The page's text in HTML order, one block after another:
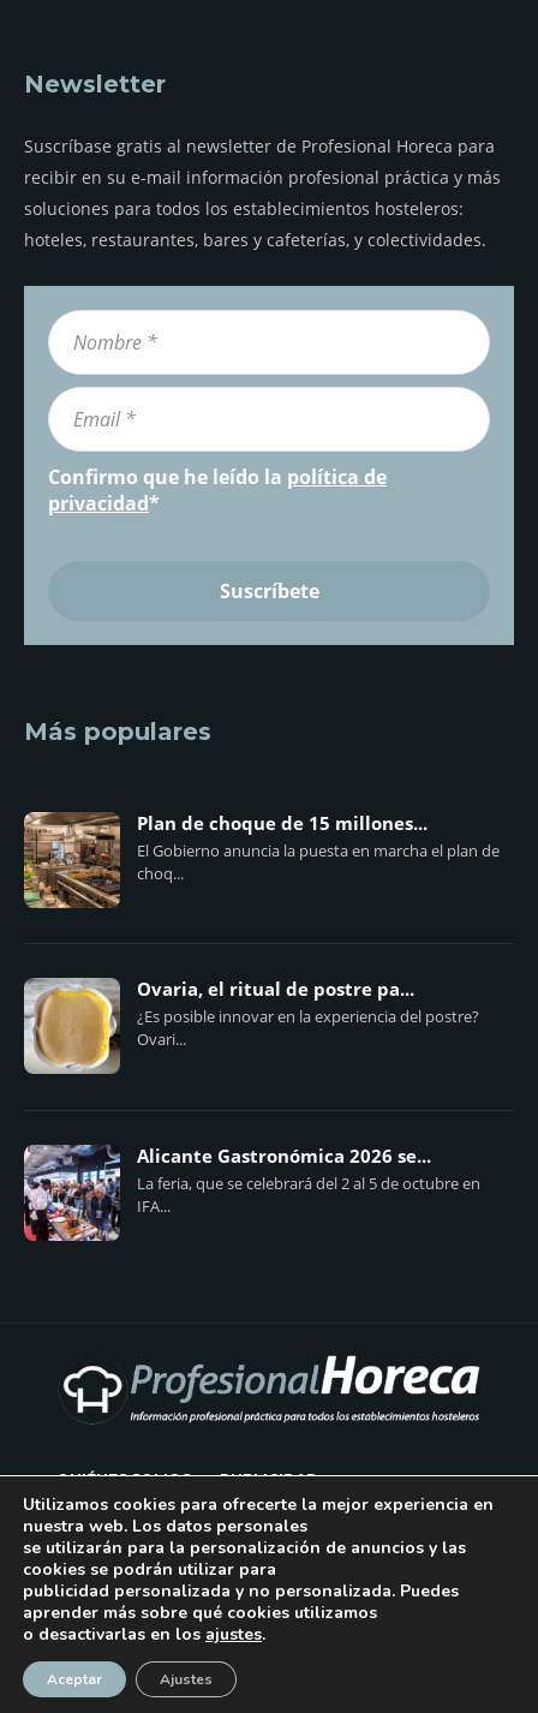
Newsletter
Suscríbase gratis al newsletter de Profesional Horeca para
recibir en su e-mail información profesional práctica y más
soluciones para todos los establecimientos hosteleros:
hoteles, restaurantes, bares y cafeterías, y colectividades.
Confirmo que he leído la política de
privacidad*
Más populares
Plan de choque de 15 millones...
El Gobierno anuncia la puesta en marcha el plan de
choq...
Ovaria, el ritual de postre pa...
¿Es posible innovar en la experiencia del postre?
Ovari...
Alicante Gastronómica 2026 se...
La feria, que se celebrará del 2 al 5 de octubre en
IFA...
QUIÉNES SOMOS PUBLICIDAD
AVISO LEGAL
POLÍTICA DE COOKIES
POLÍTICA DE PRIVACIDAD
CONTACTO
¡Suscríbase!
Utilizamos cookies para ofrecerte la mejor experiencia en
nuestra web. Los datos personales
se utilizarán para la personalización de anuncios y las
cookies se podrán utilizar para
publicidad personalizada y no personalizada. Puedes
aprender más sobre qué cookies utilizamos
o desactivarlas en los ajustes.
Aceptar Ajustes